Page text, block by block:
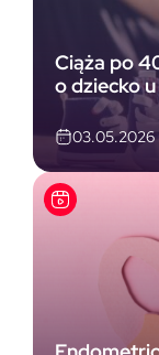
Ciąża po
o dziecko
03.05.2026